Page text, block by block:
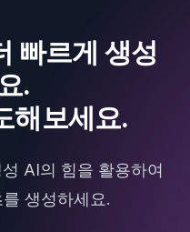
빠르게 생성
.
해보세요.
AI의 힘을 활용하여
생성하세요.